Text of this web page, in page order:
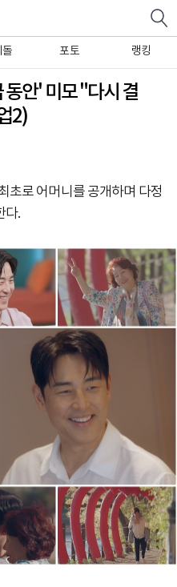
돌 포토 랭킹
안' 미모 "다시 결
2)
초로 어머니를 공개하며 다정
다.